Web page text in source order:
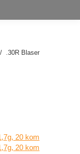
.30R Blaser